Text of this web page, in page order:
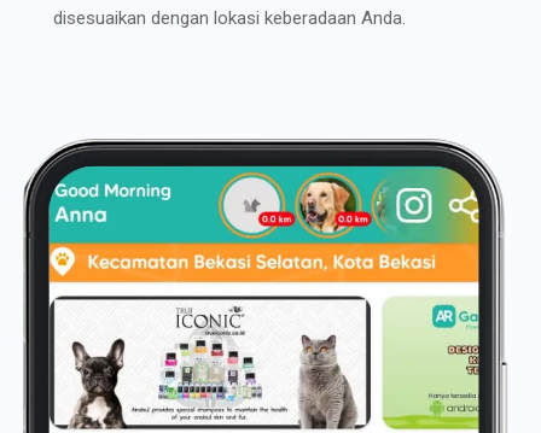
disesuaikan dengan lokasi keberadaan Anda.